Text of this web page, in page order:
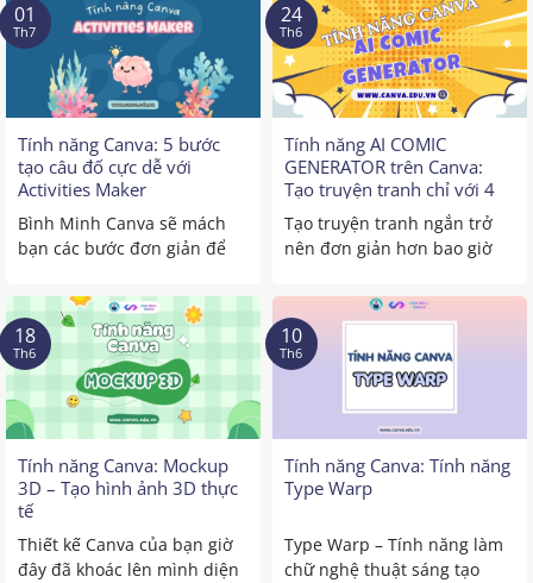
Tính năng Canva: 5 bước
tạo câu đố cực dễ với
Activities Maker
Bình Minh Canva sẽ mách
bạn các bước đơn giản để
01
Th7
Tính năng AI COMIC
GENERATOR trên Canva:
Tạo truyện tranh chỉ với 4
Tạo truyện tranh ngắn trở
nên đơn giản hơn bao giờ
24
Th6
Tính năng Canva: Mockup
3D – Tạo hình ảnh 3D thực
tế
Thiết kế Canva của bạn giờ
đây đã khoác lên mình diện
18
Th6
Tính năng Canva: Tính năng
Type Warp
Type Warp – Tính năng làm
chữ nghệ thuật sáng tạo
10
Th6